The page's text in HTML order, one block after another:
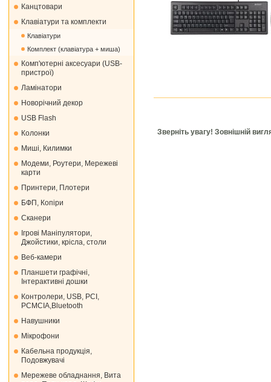
Канцтовари
Клавіатури та комплекти
Клавіатури
Комплект (клавіатура + миша)
Комп'ютерні аксесуари (USB-
пристрої)
Ламінатори
Новорічний декор
USB Flash
Колонки
Миші, Килимки
Модеми, Роутери, Мережеві
карти
Принтери, Плотери
БФП, Копіри
Сканери
Ігрові Маніпулятори,
Джойстики, крісла, столи
Веб-камери
Планшети графічні,
Інтерактивні дошки
Контролери, USB, PCI,
PCMCIA,Bluetooth
Навушники
Мікрофони
Кабельна продукція,
Подовжувачі
Мережеве обладнання, Вита
Зверніть увагу! Зовнішній